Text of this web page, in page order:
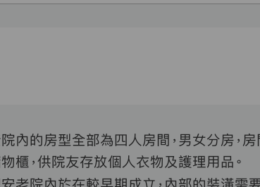
內的房型全部為四人房間，男女分房，
櫃，供院友存放個人衣物及護理用品。